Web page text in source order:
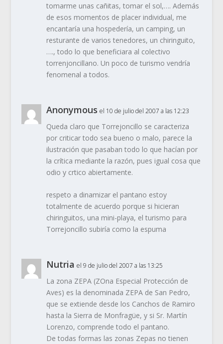
tomarme unas cañitas, tomar el sol,…. Además
de esos momentos de placer individual, me
encantaría una hospedería, un camping, un
resturante de varios tenedores, un chiringuito,
…., todo lo que beneficiara al colectivo
torrenjoncillano. Un poco de turismo vendría
fenomenal a todos.
Anonymous el 10 de julio del 2007 a las 12:23
Queda claro que Torrejoncillo se caracteriza
por criticar todo sea bueno o malo, parece la
ilustración que pasaban todo lo que hacían por
la crítica mediante la razón, pues igual cosa que
odio y crtico abiertamente.
respeto a dinamizar el pantano estoy
totalmente de acuerdo porque si hicieran
chiringuitos, una mini-playa, el turismo para
Torrejoncillo subiría como la espuma
Nutria el 9 de julio del 2007 a las 13:25
La zona ZEPA (ZOna Especial Protección de
Aves) es la denominada ZEPA de San Pedro,
que se extiende desde los Canchos de Ramiro
hasta la Sierra de Monfragüe, y si Sr. Martín
Lorenzo, comprende todo el pantano.
De todas formas las zonas Zepas no tienen